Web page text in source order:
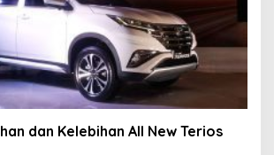
dan Kelebihan All New Terios